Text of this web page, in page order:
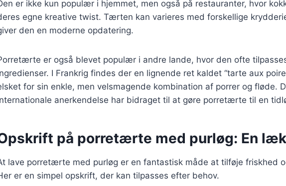
er ikke kun populær i hjemmet, men også på restauranter, hvor
egne kreative twist. Tærten kan varieres med forskellige
den en moderne opdatering.
er også blevet populær i andre lande, hvor den ofte
I Frankrig findes der en lignende ret kaldet “tarte aux
for sin enkle, men velsmagende kombination af porrer og fløde.
anerkendelse har bidraget til at gøre porretærte til en
på porretærte med purløg: En
lave porretærte med purløg er en fantastisk måde at tilføje friskhed
er en simpel opskrift, der kan tilpasses efter behov.